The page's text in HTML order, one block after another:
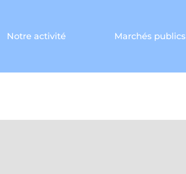
Notre activité Marchés publics